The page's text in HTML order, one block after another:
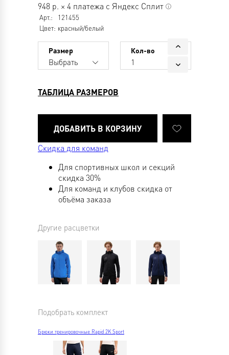
948 р. × 4 платежа с Яндекс Сплит
Арт.:
121455
Цвет: красный/белый
Размер
Выбрать
Кол-во
1
ТАБЛИЦА РАЗМЕРОВ
Скидка для команд
Для спортивных школ и секций
скидка 30%
Для команд и клубов скидка от
объёма заказа
Другие расцветки
Подобрать комплект
Брюки тренировочные Rapid 2K Sport